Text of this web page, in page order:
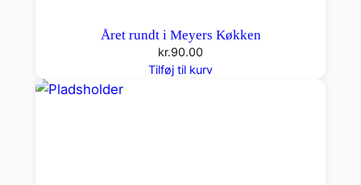
Året rundt i Meyers Køkken
kr.90.00
Tilføj til kurv